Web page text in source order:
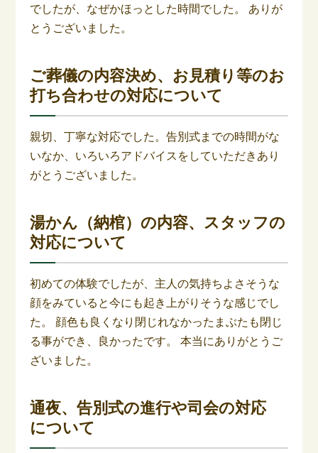
でしたが、なぜかほっとした時間でした。 ありが
とうございました。
ご葬儀の内容決め、お見積り等のお
打ち合わせの対応について
親切、丁寧な対応でした。告別式までの時間がな
いなか、いろいろアドバイスをしていただきあり
がとうございました。
湯かん（納棺）の内容、スタッフの
対応について
初めての体験でしたが、主人の気持ちよさそうな
顔をみていると今にも起き上がりそうな感じでし
た。 顔色も良くなり閉じれなかったまぶたも閉じ
る事ができ、良かったです。 本当にありがとうご
ざいました。
通夜、告別式の進行や司会の対応
について